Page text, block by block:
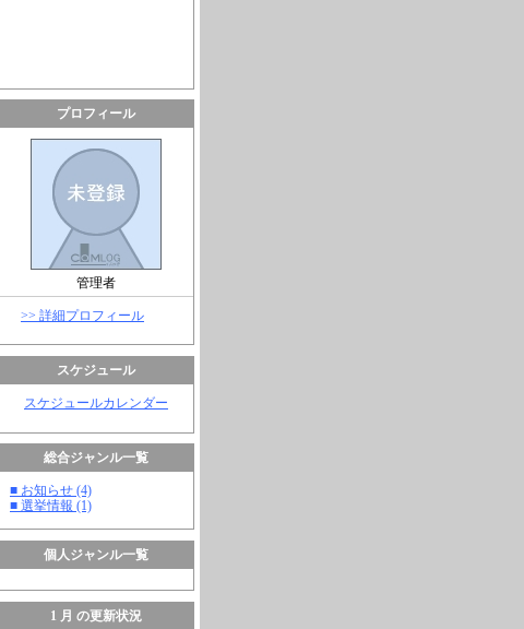
プロフィール
管理者
>> 詳細プロフィール
スケジュール
スケジュールカレンダー
総合ジャンル一覧
■ お知らせ (4)
■ 選挙情報 (1)
個人ジャンル一覧
1 月 の更新状況